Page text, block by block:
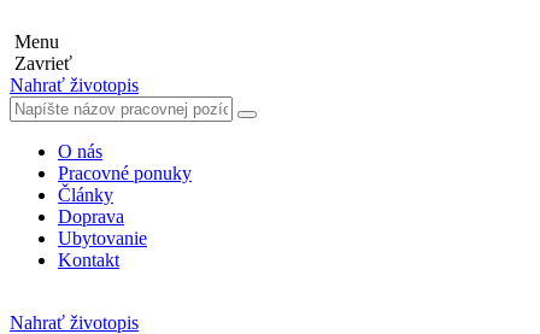
Menu
Zavrieť
Nahrať životopis
O nás
Pracovné ponuky
Články
Doprava
Ubytovanie
Kontakt
Nahrať životopis